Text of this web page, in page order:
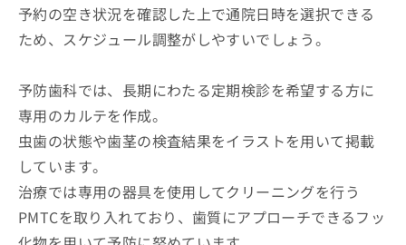
予約の空き状況を確認した上で通院日時を選択できる
ため、スケジュール調整がしやすいでしょう。
予防歯科では、長期にわたる定期検診を希望する方に
専用のカルテを作成。
虫歯の状態や歯茎の検査結果をイラストを用いて掲載
しています。
治療では専用の器具を使用してクリーニングを行う
PMTCを取り入れており、歯質にアプローチできるフッ